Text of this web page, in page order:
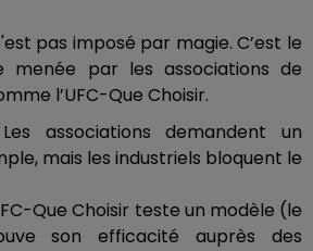
pas imposé par magie. C’est le
menée par les associations de
l’UFC-Que Choisir.
associations demandent un
mais les industriels bloquent le
Que Choisir teste un modèle (le
son efficacité auprès des